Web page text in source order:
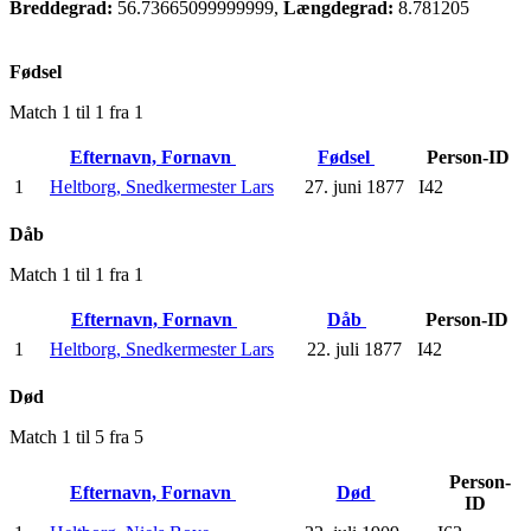
Breddegrad: 56.73665099999999, Længdegrad: 8.781205
Fødsel
Match 1 til 1 fra 1
Efternavn, Fornavn Fødsel
Person-ID
1
Heltborg, Snedkermester Lars 27. juni 1877 I42
Dåb
Match 1 til 1 fra 1
Efternavn, Fornavn Dåb
Person-ID
1
Heltborg, Snedkermester Lars 22. juli 1877 I42
Død
Match 1 til 5 fra 5
Efternavn, Fornavn Død
Person-
ID